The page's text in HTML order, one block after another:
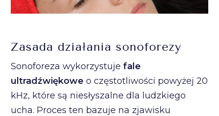
Zasada działania sonoforezy
Sonoforeza wykorzystujefale
ultradźwiękoweo częstotliwości powyżej 20
kHz, które są niesłyszalne dla ludzkiego
ucha. Proces ten bazuje na zjawisku